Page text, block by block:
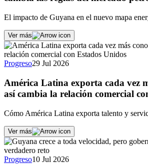
El impacto de Guyana en el nuevo mapa
Ver más
Progreso29 Jul 2026
América Latina exporta cada vez
así cambia la relación comercial
Cómo América Latina exporta talento y
Ver más
Progreso10 Jul 2026